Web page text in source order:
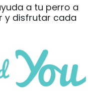
a tu perro a
y disfrutar cada